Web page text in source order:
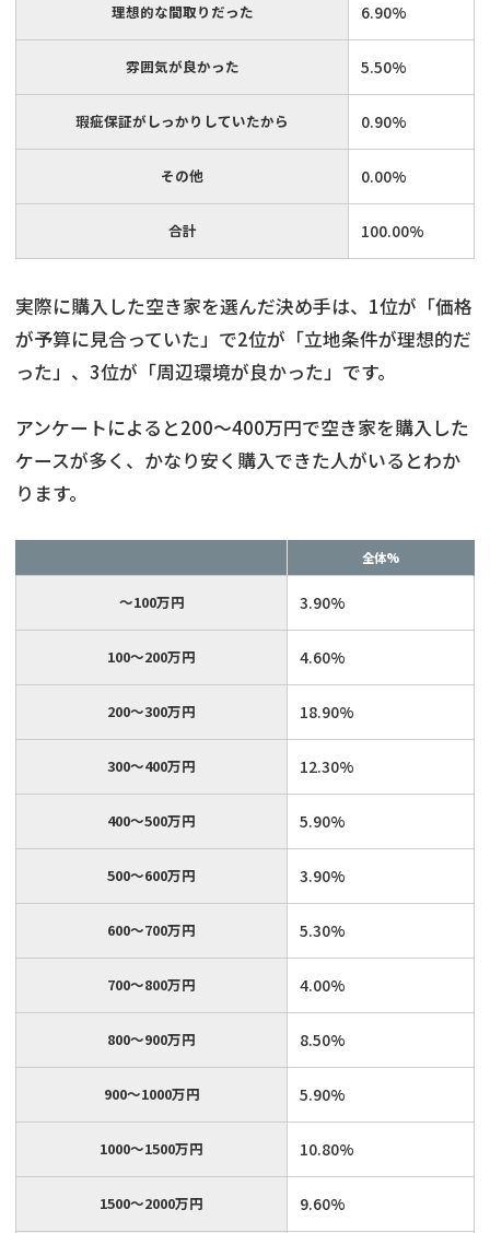
理想的な間取りだった 6.90%
雰囲気が良かった 5.50%
瑕疵保証がしっかりしていたから 0.90%
その他 0.00%
合計 100.00%
実際に購入した空き家を選んだ決め手は、1位が「価格
が予算に見合っていた」で2位が「立地条件が理想的だ
った」、3位が「周辺環境が良かった」です。
アンケートによると200～400万円で空き家を購入した
ケースが多く、かなり安く購入できた人がいるとわか
ります。
全体%
～100万円 3.90%
100～200万円 4.60%
200～300万円 18.90%
300～400万円 12.30%
400～500万円 5.90%
500～600万円 3.90%
600～700万円 5.30%
700～800万円 4.00%
800～900万円 8.50%
900～1000万円 5.90%
1000～1500万円 10.80%
1500～2000万円 9.60%